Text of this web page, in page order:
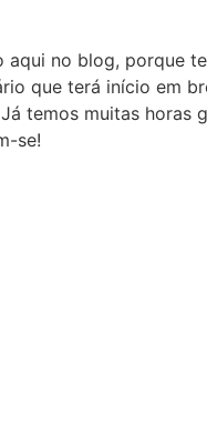
no blog, porque
que terá início em
temos muitas horas
se!